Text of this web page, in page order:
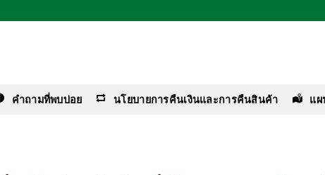
คำถามที่พบบ่อย นโยบายการคืนเงินและการคืนสินค้า แผ